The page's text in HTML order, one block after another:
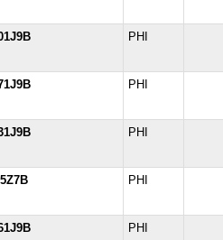
PHI
PHI
PHI
PHI
PHI